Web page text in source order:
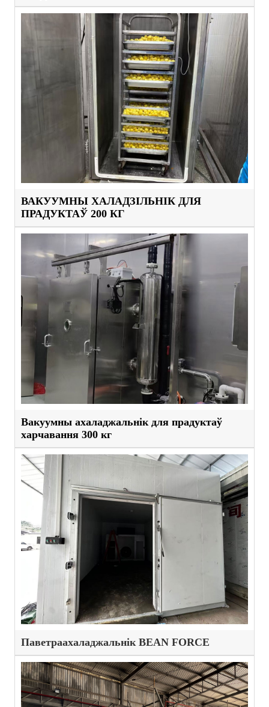
ВАКУУМНЫ ХАЛАДЗІЛЬНІК ДЛЯ
ПРАДУКТАЎ 200 КГ
Вакуумны ахаладжальнік для прадуктаў
харчавання 300 кг
Паветраахаладжальнік BEAN FORCE